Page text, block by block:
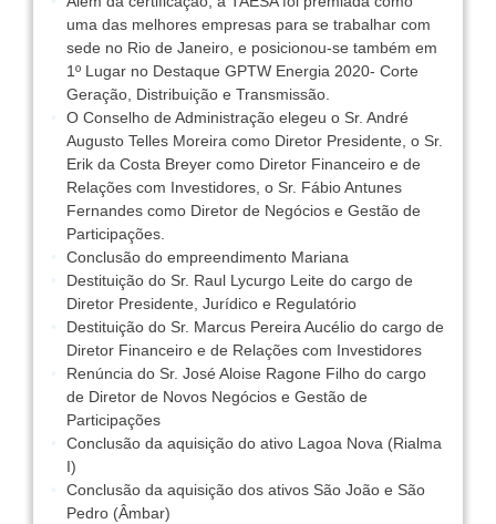
uma das melhores empresas para se trabalhar com
sede no Rio de Janeiro, e posicionou-se também em
1º Lugar no Destaque GPTW Energia 2020- Corte
Geração, Distribuição e Transmissão.
O Conselho de Administração elegeu o Sr. André
Augusto Telles Moreira como Diretor Presidente, o Sr.
Erik da Costa Breyer como Diretor Financeiro e de
Relações com Investidores, o Sr. Fábio Antunes
Fernandes como Diretor de Negócios e Gestão de
Participações.
Conclusão do empreendimento Mariana
Destituição do Sr. Raul Lycurgo Leite do cargo de
Diretor Presidente, Jurídico e Regulatório
Destituição do Sr. Marcus Pereira Aucélio do cargo de
Diretor Financeiro e de Relações com Investidores
Renúncia do Sr. José Aloise Ragone Filho do cargo
de Diretor de Novos Negócios e Gestão de
Participações
Conclusão da aquisição do ativo Lagoa Nova (Rialma
I)
Conclusão da aquisição dos ativos São João e São
Pedro (Âmbar)